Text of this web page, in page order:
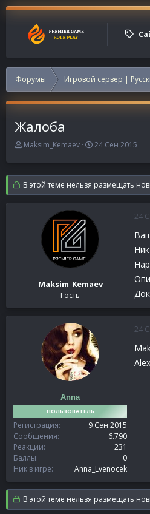
Форумы Игровой сервер |
Жалоба
А
т
о
р
т
Maksim_Kemaev
Д
т
а
н
а
л
24 Сен 2015
В этой теме нельзя размещать
Maksim_Kemaev
Гость
24
Anna
ПОЛЬЗОВАТЕЛЬ
Регистрация
9 Сен 2015
Сообщения
6.790
Реакции
231
Баллы
0
Ник в игре
Anna_Lvenocek
24
В этой теме нельзя размещать